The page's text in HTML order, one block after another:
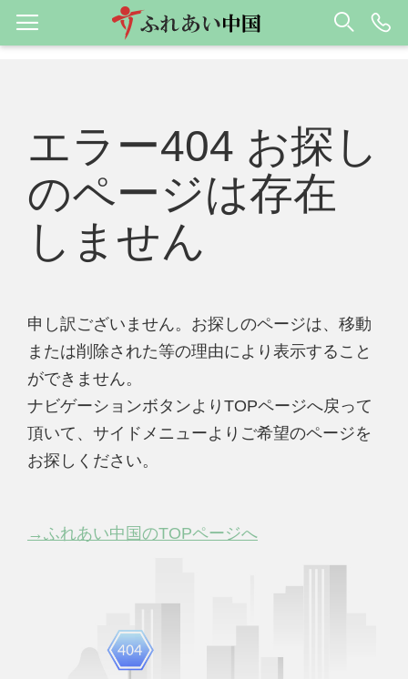
エラー404 お探し
のページは存在
しません
申し訳ございません。お探しのページは、移動
または削除された等の理由により表示すること
ができません。
ナビゲーションボタンよりTOPページへ戻って
頂いて、サイドメニューよりご希望のページを
お探しください。
→ふれあい中国のTOPページへ